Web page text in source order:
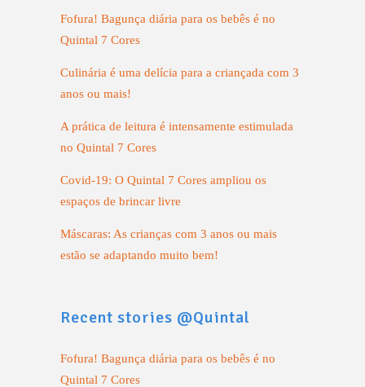
Fofura! Bagunça diária para os bebês é no
Quintal 7 Cores
Culinária é uma delícia para a criançada com 3
anos ou mais!
A prática de leitura é intensamente estimulada
no Quintal 7 Cores
Covid-19: O Quintal 7 Cores ampliou os
espaços de brincar livre
Máscaras: As crianças com 3 anos ou mais
estão se adaptando muito bem!
Recent stories @Quintal
Fofura! Bagunça diária para os bebês é no
Quintal 7 Cores